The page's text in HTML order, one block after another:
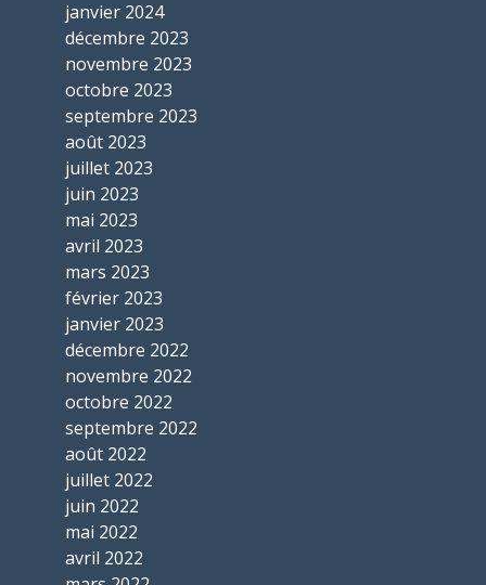
janvier 2024
décembre 2023
novembre 2023
octobre 2023
septembre 2023
août 2023
juillet 2023
juin 2023
mai 2023
avril 2023
mars 2023
février 2023
janvier 2023
décembre 2022
novembre 2022
octobre 2022
septembre 2022
août 2022
juillet 2022
juin 2022
mai 2022
avril 2022